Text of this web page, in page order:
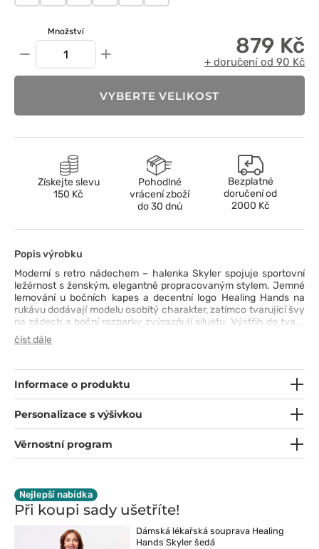
Množství
− + 879 Kč
+ doručení od 90 Kč
VYBERTE VELIKOST
Získejte slevu
150 Kč
Pohodlné
vrácení zboží
do 30 dnů
Bezplatné
doručení od
2000 Kč
Popis výrobku
Moderní s retro nádechem – halenka Skyler spojuje sportovní
ležérnost s ženským, elegantně propracovaným stylem. Jemné
lemování u bočních kapes a decentní logo Healing Hands na
rukávu dodávají modelu osobitý charakter, zatímco tvarující švy
na zádech a boční rozparky zvýrazňují siluetu. Výstřih do tvaru
písmene „V“ a lehce projmutý střih zajišťují elegantní vzhled,
zatímco zaoblený spodní lem dodává celku jemnost a lehkost.
nevybledne a poskytuje maximální pohodlí po celý den. Skyler je
halenka, která sama definuje styl – ideální samostatně nebo v
číst dále
Informace o produktu
Personalizace s výšivkou
Věrnostní program
Nejlepší nabídka
Při koupi sady ušetříte!
Dámská lékařská souprava Healing
Hands Skyler šedá